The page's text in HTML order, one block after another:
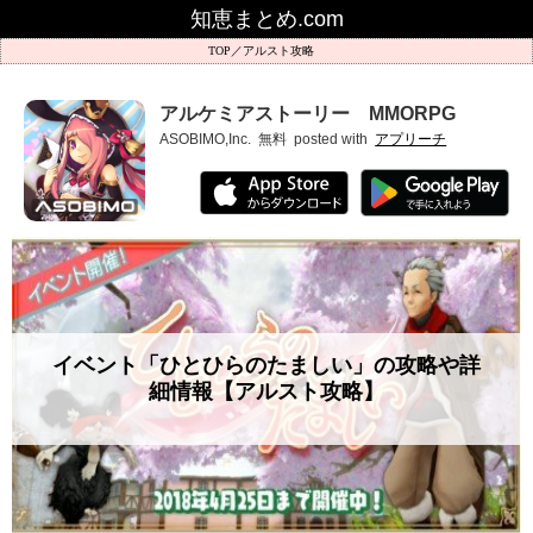
知恵まとめ.com
アルスト攻略
アルケミアストーリー MMORPG
ASOBIMO,Inc. 無料 posted with アプリーチ
イベント「ひとひらのたましい」の攻略や詳
細情報【アルスト攻略】